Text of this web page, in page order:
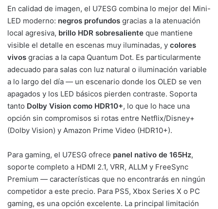
En calidad de imagen, el U7ESG combina lo mejor del Mini-
LED moderno: negros profundos gracias a la atenuación
local agresiva, brillo HDR sobresaliente que mantiene
visible el detalle en escenas muy iluminadas, y colores
vivos gracias a la capa Quantum Dot. Es particularmente
adecuado para salas con luz natural o iluminación variable
a lo largo del día — un escenario donde los OLED se ven
apagados y los LED básicos pierden contraste. Soporta
tanto Dolby Vision como HDR10+, lo que lo hace una
opción sin compromisos si rotas entre Netflix/Disney+
(Dolby Vision) y Amazon Prime Video (HDR10+).
Para gaming, el U7ESG ofrece panel nativo de 165Hz,
soporte completo a HDMI 2.1, VRR, ALLM y FreeSync
Premium — características que no encontrarás en ningún
competidor a este precio. Para PS5, Xbox Series X o PC
gaming, es una opción excelente. La principal limitación